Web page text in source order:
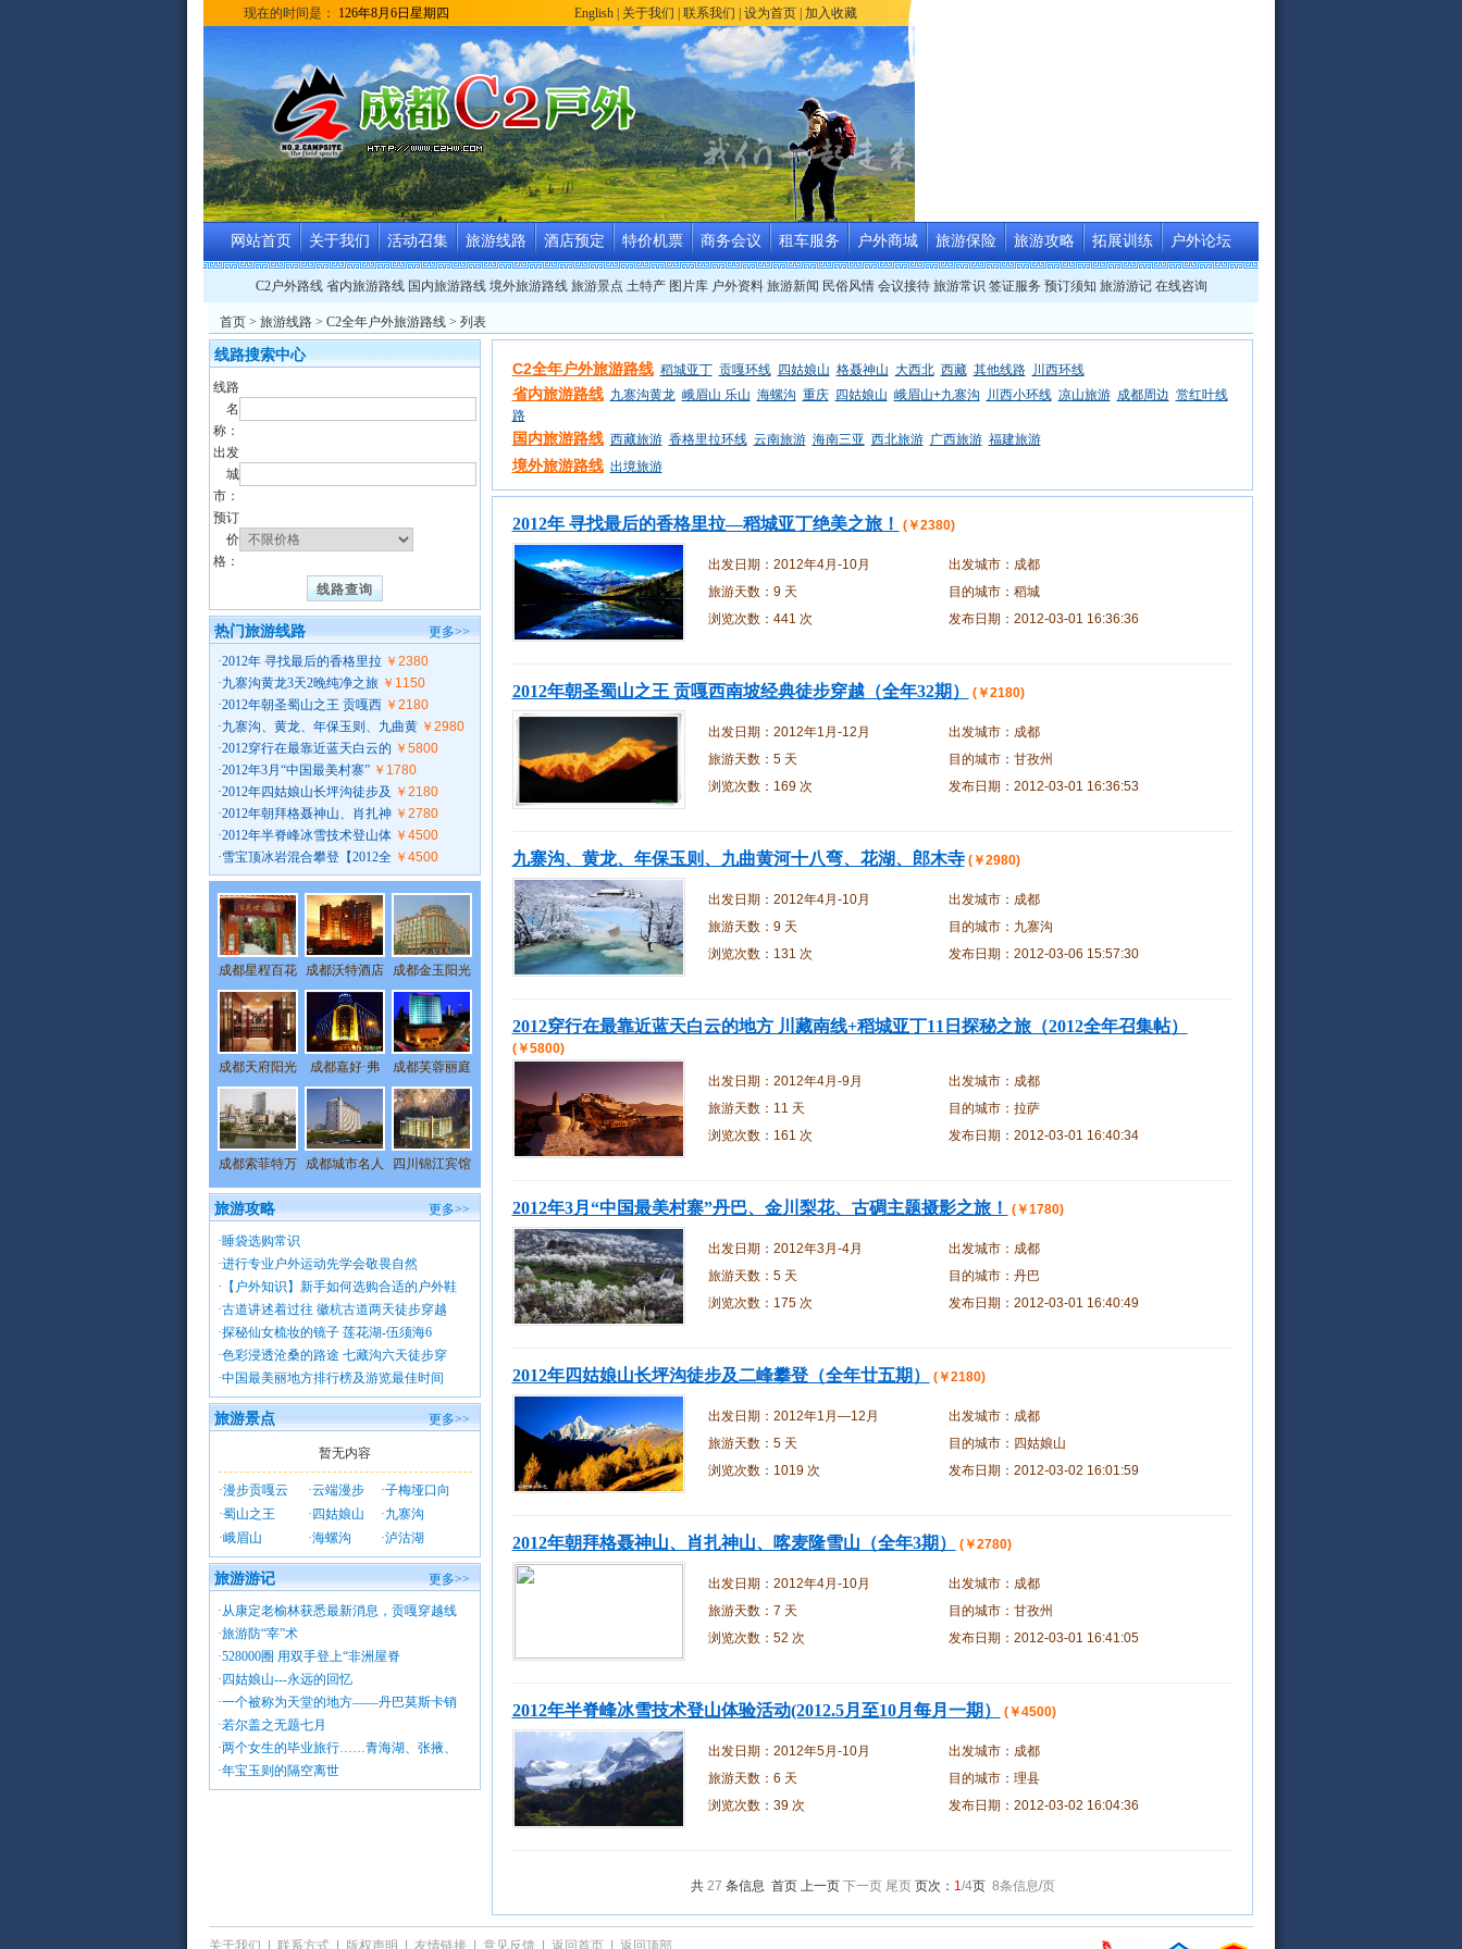
现在的时间是： 126年8月6日星期四 English 关于我们 联系我们 设为首页 加入收藏
网站首页 关于我们 活动召集 旅游线路 酒店预定 特价机票 商务会议 租车服务 户外商城 旅游保险 旅游攻略 拓展训练 户外论坛
C2户外路线 省内旅游路线 国内旅游路线 境外旅游路线 旅游景点 土特产 图片库 户外资料 旅游新闻 民俗风情 会议接待 旅游常识 签证服务 预订须知 旅游游记 在线咨询
首页 > 旅游线路 > C2全年户外旅游路线 > 列表
线路搜索中心
线路
名
称：
出发
城
市：
预订
价
格：
热门旅游线路
更多>>
·2012年 寻找最后的香格里拉 ￥2380
·九寨沟黄龙3天2晚纯净之旅 ￥1150
·2012年朝圣蜀山之王 贡嘎西 ￥2180
·九寨沟、黄龙、年保玉则、九曲黄 ￥2980
·2012穿行在最靠近蓝天白云的 ￥5800
·2012年3月“中国最美村寨” ￥1780
·2012年四姑娘山长坪沟徒步及 ￥2180
·2012年朝拜格聂神山、肖扎神 ￥2780
·2012年半脊峰冰雪技术登山体 ￥4500
·雪宝顶冰岩混合攀登【2012全 ￥4500
成都星程百花 成都沃特酒店 成都金玉阳光
成都天府阳光 成都嘉好·弗 成都芙蓉丽庭
成都索菲特万 成都城市名人 四川锦江宾馆
旅游攻略 更多>>
·睡袋选购常识
·进行专业户外运动先学会敬畏自然
· 【户外知识】新手如何选购合适的户外鞋
·古道讲述着过往 徽杭古道两天徒步穿越
·探秘仙女梳妆的镜子 莲花湖-伍须海6
·色彩浸透沧桑的路途 七藏沟六天徒步穿
·中国最美丽地方排行榜及游览最佳时间
旅游景点 更多>>
暂无内容
·漫步贡嘎云 ·云端漫步 ·子梅垭口向
·蜀山之王 · 四姑娘山 ·九寨沟
·峨眉山 ·海螺沟 ·泸沽湖
旅游游记 更多>>
·从康定老榆林获悉最新消息，贡嘎穿越线
·旅游防“宰”术
·528000圈 用双手登上“非洲屋脊
· 四姑娘山---永远的回忆
·一个被称为天堂的地方——丹巴莫斯卡销
·若尔盖之无题七月
·两个女生的毕业旅行……青海湖、张掖、
·年宝玉则的隔空离世
C2全年户外旅游路线 稻城亚丁 贡嘎环线 四姑娘山 格聂神山 大西北 西藏 其他线路 川西环线
省内旅游路线 九寨沟黄龙 峨眉山 乐山 海螺沟 重庆 四姑娘山 峨眉山+九寨沟 川西小环线 凉山旅游 成都周边 赏红叶线
路
国内旅游路线 西藏旅游 香格里拉环线 云南旅游 海南三亚 西北旅游 广西旅游 福建旅游
境外旅游路线 出境旅游
2012年 寻找最后的香格里拉—稻城亚丁绝美之旅！ (￥2380)
出发日期： 2012年4月-10月 出发城市： 成都
旅游天数： 9 天 目的城市： 稻城
浏览次数： 441 次 发布日期： 2012-03-01 16:36:36
2012年朝圣蜀山之王 贡嘎西南坡经典徒步穿越（全年32期） (￥2180)
出发日期： 2012年1月-12月 出发城市： 成都
旅游天数： 5 天 目的城市： 甘孜州
浏览次数： 169 次 发布日期： 2012-03-01 16:36:53
九寨沟、黄龙、年保玉则、九曲黄河十八弯、花湖、郎木寺 (￥2980)
出发日期： 2012年4月-10月 出发城市： 成都
旅游天数： 9 天 目的城市： 九寨沟
浏览次数： 131 次 发布日期： 2012-03-06 15:57:30
2012穿行在最靠近蓝天白云的地方 川藏南线+稻城亚丁11日探秘之旅（2012全年召集帖）
(￥5800)
出发日期： 2012年4月-9月 出发城市： 成都
旅游天数： 11 天 目的城市： 拉萨
浏览次数： 161 次 发布日期： 2012-03-01 16:40:34
2012年3月“中国最美村寨”丹巴、金川梨花、古碉主题摄影之旅！ (￥1780)
出发日期： 2012年3月-4月 出发城市： 成都
旅游天数： 5 天 目的城市： 丹巴
浏览次数： 175 次 发布日期： 2012-03-01 16:40:49
2012年四姑娘山长坪沟徒步及二峰攀登（全年廿五期） (￥2180)
出发日期： 2012年1月—12月 出发城市： 成都
旅游天数： 5 天 目的城市： 四姑娘山
浏览次数： 1019 次 发布日期： 2012-03-02 16:01:59
2012年朝拜格聂神山、肖扎神山、喀麦隆雪山（全年3期） (￥2780)
出发日期： 2012年4月-10月 出发城市： 成都
旅游天数： 7 天 目的城市： 甘孜州
浏览次数： 52 次 发布日期： 2012-03-01 16:41:05
2012年半脊峰冰雪技术登山体验活动(2012.5月至10月每月一期） (￥4500)
出发日期： 2012年5月-10月 出发城市： 成都
旅游天数： 6 天 目的城市： 理县
浏览次数： 39 次 发布日期： 2012-03-02 16:04:36
共 27 条信息 首页 上一页 下一页 尾页页次： 1/4页 8条信息/页
关于我们 联系方式 版权声明 友情链接 意见反馈 返回首页 返回顶部